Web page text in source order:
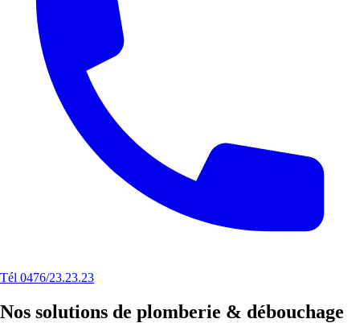
Tél 0476/23.23.23
Nos solutions de plomberie & débouchage